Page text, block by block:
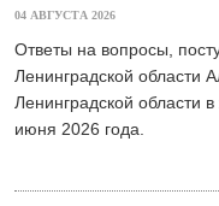
04 АВГУСТА 2026
Ответы на вопросы,
Ленинградской области
Ленинградской области
июня 2026 года.